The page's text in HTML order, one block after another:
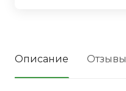
Описание Отзывы